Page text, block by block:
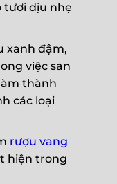
tươi dịu nhẹ
xanh đậm,
việc sản
thành
các loại
rượu vang
hiện trong